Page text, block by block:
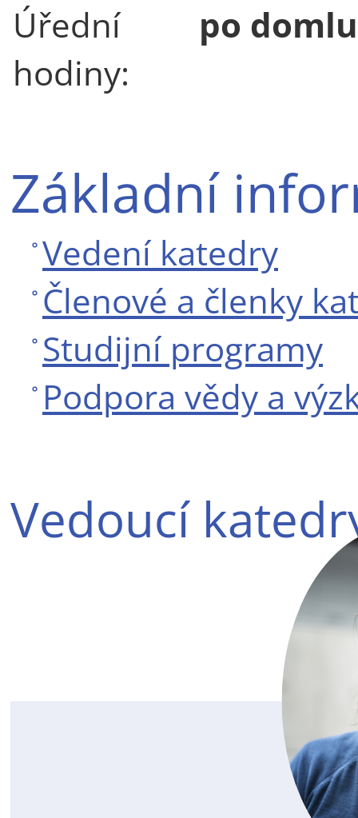
Úřední
hodiny:
po
Základní
Vedení katedry
Členové a členky
Studijní programy
Podpora vědy a
Vedoucí